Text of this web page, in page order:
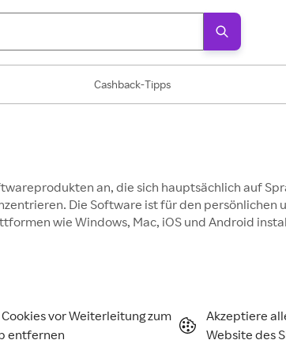
Cashback-Tipps
an, die sich hauptsächlich auf
Die Software ist für den persönlichen
wie Windows, Mac, iOS und Android
vor Weiterleitung zum
entfernen
Akzeptiere
Website des